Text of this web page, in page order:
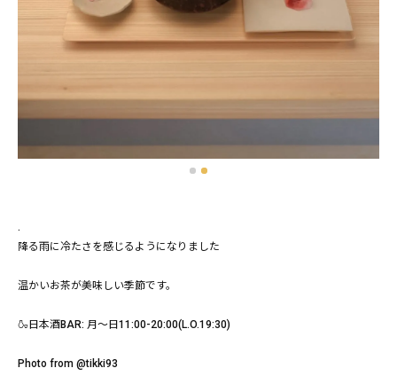
.
降る雨に冷たさを感じるようになりました
温かいお茶が美味しい季節です。
🍶日本酒BAR: 月〜日11:00-20:00(L.O.19:30)
Photo from @tikki93